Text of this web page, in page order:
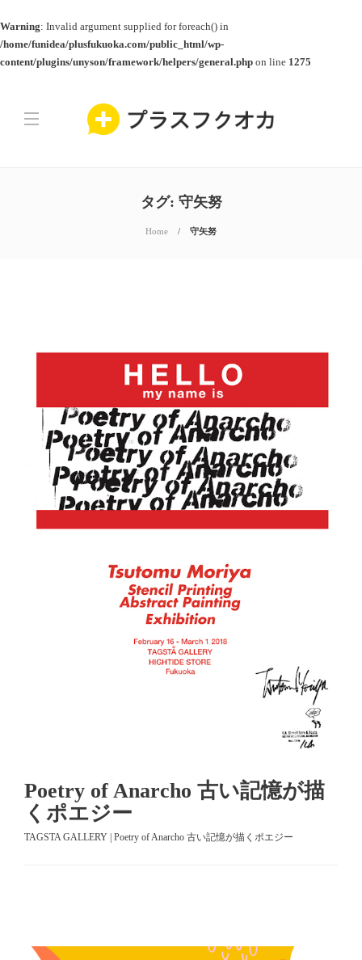
Warning: Invalid argument supplied for foreach() in
/home/funidea/plusfukuoka.com/public_html/wp-
content/plugins/unyson/framework/helpers/general.php on line 1275
タグ: 守矢努
Home 守矢努
Poetry of Anarcho 古い記憶が描
くポエジー
TAGSTA GALLERY | Poetry of Anarcho 古い記憶が描くポエジー